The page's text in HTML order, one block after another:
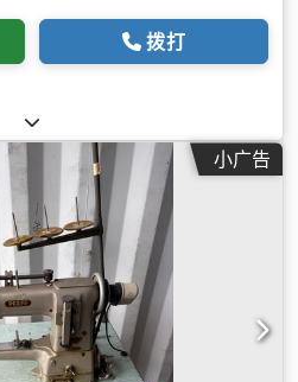
拨打
小广告